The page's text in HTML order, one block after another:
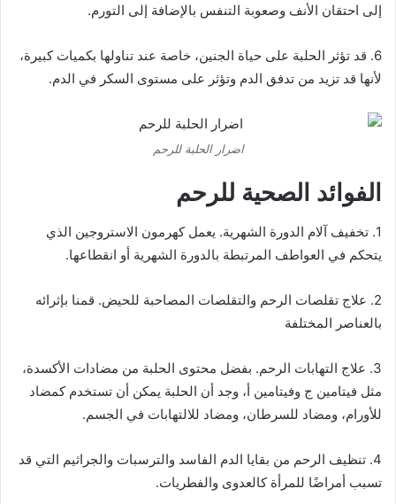
إلى احتقان الأنف وصعوبة التنفس بالإضافة إلى التورم.
6. قد تؤثر الحلبة على حياة الجنين، خاصة عند تناولها بكميات كبيرة،
لأنها قد تزيد من تدفق الدم وتؤثر على مستوى السكر في الدم.
اضرار الحلبة للرحم
الفوائد الصحية للرحم
1. تخفيف آلام الدورة الشهرية. يعمل كهرمون الاستروجين الذي
يتحكم في العواطف المرتبطة بالدورة الشهرية أو انقطاعها.
2. علاج تقلصات الرحم والتقلصات المصاحبة للحيض. قمنا بإثرائه
بالعناصر المختلفة
3. علاج التهابات الرحم. بفضل محتوى الحلبة من مضادات الأكسدة،
مثل فيتامين ج وفيتامين أ، وجد أن الحلبة يمكن أن تستخدم كمضاد
للأورام، ومضاد للسرطان، ومضاد للالتهابات في الجسم.
4. تنظيف الرحم من بقايا الدم الفاسد والترسبات والجراثيم التي قد
تسبب أمراضًا للمرأة كالعدوى والفطريات.